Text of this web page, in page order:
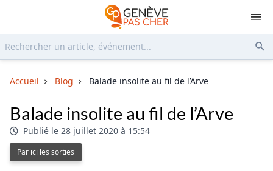
Accueil Blog Balade insolite au fil de l’Arve
Balade insolite au fil de l’Arve
Publié le 28 juillet 2020 à 15:54
Par ici les sorties